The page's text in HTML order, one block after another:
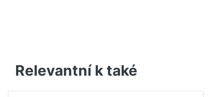
Relevantní k také